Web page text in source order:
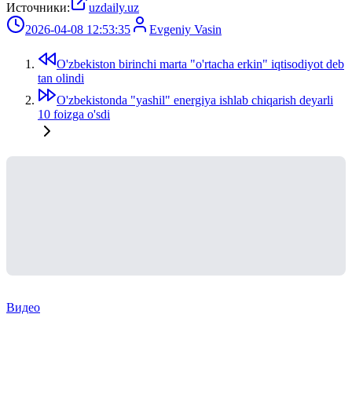
Источники:
uzdaily.uz
2026-04-08 12:53:35
Evgeniy Vasin
O'zbekiston birinchi marta "o'rtacha erkin" iqtisodiyot deb
tan olindi
O'zbekistonda "yashil" energiya ishlab chiqarish deyarli
10 foizga o'sdi
Видео